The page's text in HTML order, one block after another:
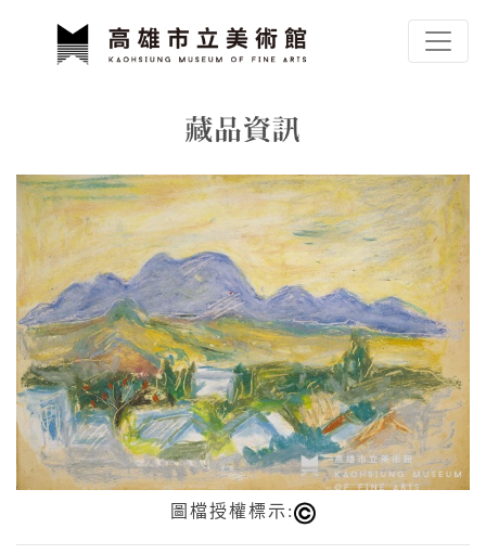
高雄市立美術館
網頁導覽
:::
圖檔授權標示: